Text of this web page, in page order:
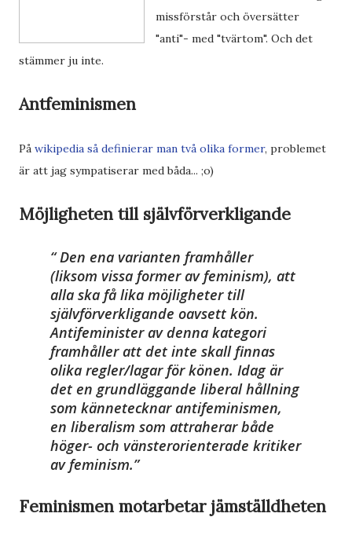
missförstår och översätter
"anti"- med "tvärtom". Och det
stämmer ju inte.
Antfeminismen
På wikipedia så definierar man två olika former, problemet
är att jag sympatiserar med båda... ;o)
Möjligheten till självförverkligande
Den ena varianten framhåller
(liksom vissa former av feminism), att
alla ska få lika möjligheter till
självförverkligande oavsett kön.
Antifeminister av denna kategori
framhåller att det inte skall finnas
olika regler/lagar för könen. Idag är
det en grundläggande liberal hållning
som kännetecknar antifeminismen,
en liberalism som attraherar både
höger- och vänsterorienterade kritiker
av feminism.
Feminismen motarbetar jämställdheten